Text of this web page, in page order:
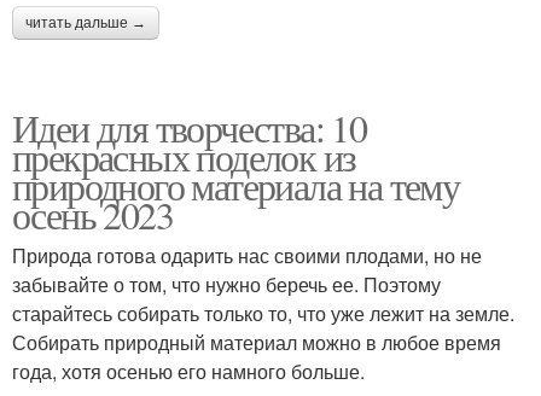
читать дальше →
Идеи для творчества: 10
прекрасных поделок из
природного материала на тему
осень 2023
Природа готова одарить нас своими плодами, но не
забывайте о том, что нужно беречь ее. Поэтому
старайтесь собирать только то, что уже лежит на земле.
Собирать природный материал можно в любое время
года, хотя осенью его намного больше.